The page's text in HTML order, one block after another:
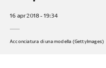
16 apr 2018 - 19:34
Acconciatura di una modella (GettyImages)